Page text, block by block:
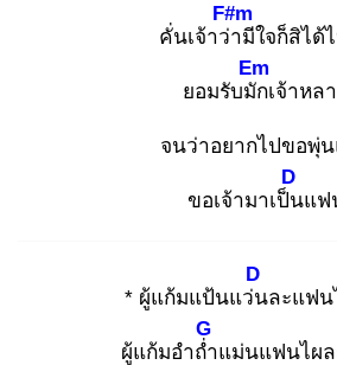
คั่นเจ้าว่า
F#m
มีใจก็สิได้
ยอมรับมัก
Em
เจ้าหล
จนว่าอยากไปขอพุ่
ขอเจ้ามาเป็น
D
แฟ
* ผู้แก้มแป้นแว่น
D
ละแฟน
ผู้แก้มอำถ่ำ
G
แม่นแฟนไผ